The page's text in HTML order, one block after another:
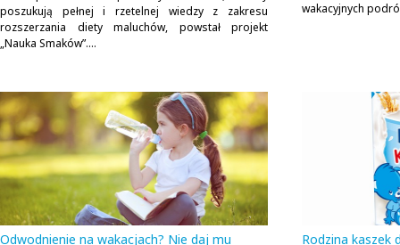
poszukują pełnej i rzetelnej wiedzy z zakresu
rozszerzania diety maluchów, powstał projekt
„Nauka Smaków”....
wakacyjnych
Odwodnienie na wakacjach? Nie daj mu
Rodzina kaszek